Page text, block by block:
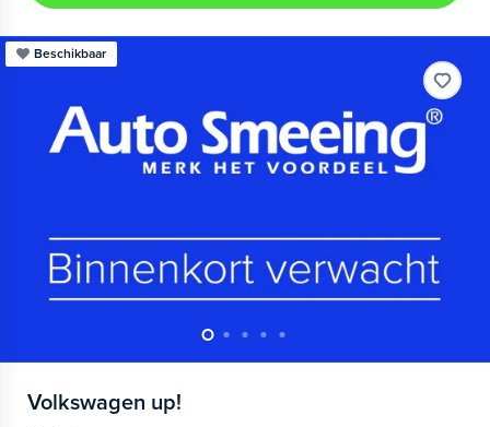
Beschikbaar
Volkswagen up!